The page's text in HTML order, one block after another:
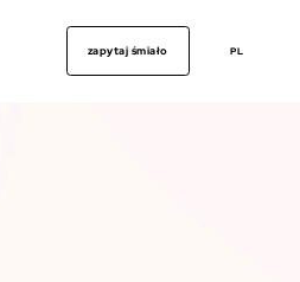
zapytaj śmiało PL